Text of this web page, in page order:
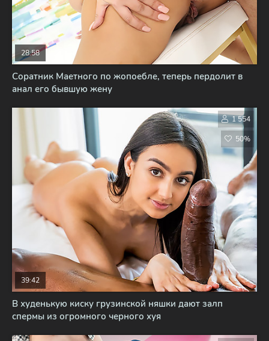
Соратник Маетного по жопоебле, теперь пердолит в
анал его бывшую жену
28:58
В худенькую киску грузинской няшки дают залп
спермы из огромного черного хуя
39:42
1 554
50%